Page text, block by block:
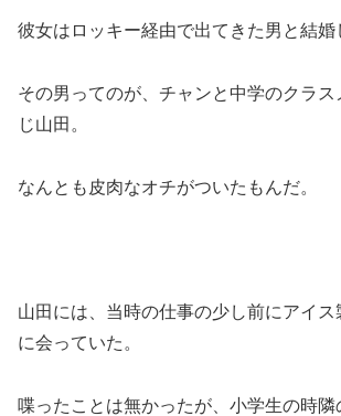
彼女はロッキー経由で出てきた男と結婚
その男ってのが、チャンと中学のクラス
じ山田。
なんとも皮肉なオチがついたもんだ。
山田には、当時の仕事の少し前にアイ
に会っていた。
喋ったことは無かったが、小学生の時隣